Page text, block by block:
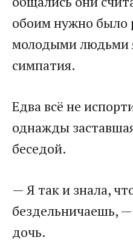
обоим нужно было
молодыми людьми
симпатия.​
​Едва всё не
однажды
беседой.​
​— Я так и знала,
бездельничаешь,
дочь.​